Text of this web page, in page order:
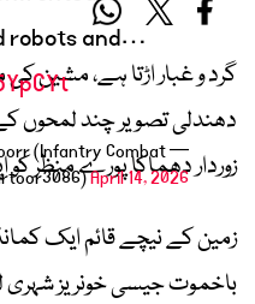
robots and…
(Infantry Combat
April 14, 2026
گرد و غبار اڑتا ہے، مشین
دھندلی تصویر چند لمحوں
زوردار دھماکا پورے منظر
زمین کے نیچے قائم ایک
باخموت جیسی خونریز شہری